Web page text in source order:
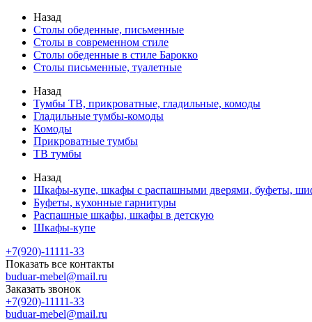
Назад
Столы обеденные, письменные
Столы в современном стиле
Столы обеденные в стиле Барокко
Столы письменные, туалетные
Назад
Тумбы ТВ, прикроватные, гладильные, комоды
Гладильные тумбы-комоды
Комоды
Прикроватные тумбы
ТВ тумбы
Назад
Шкафы-купе, шкафы с распашными дверями, буфеты,
Буфеты, кухонные гарнитуры
Распашные шкафы, шкафы в детскую
Шкафы-купе
+7(920)-11111-33
Показать все контакты
buduar-mebel@mail.ru
Заказать звонок
+7(920)-11111-33
buduar-mebel@mail.ru